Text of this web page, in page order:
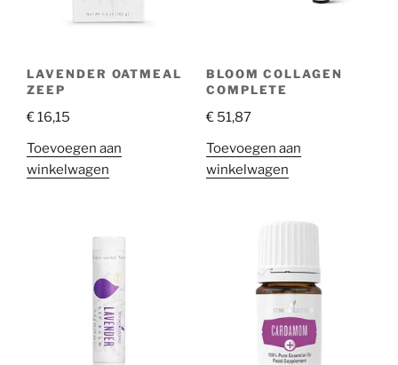
LAVENDER OATMEAL
ZEEP
€16,15
Toevoegen aan
winkelwagen
BLOOM COLLAGEN
COMPLETE
€51,87
Toevoegen aan
winkelwagen